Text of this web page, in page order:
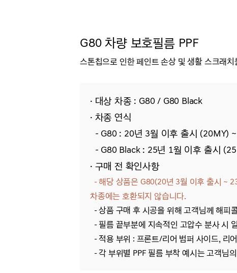
G80 차량 보호필름 PPF
스톤칩으로 인한 페인트 손상 및 생활 스크래
· 대상 차종 : G80 / G80 Black
· 차종 연식
- G80 : 20년 3월 이후 출시 (20MY)
- G80 Black: 25년 1월 이후 출시
· 구매 전 확인사항
- 해당 상품은 G80(20년 3월 이후 출시 ~
차종에는 호환되지 않습니다.
-상품 구매 후 시공을 위해 고객님께 해피
- 필름 끝부분에 지속적인 고압수 분사 시
- 적용 부위 : 프론트/리어 범퍼 사이드, 리
- 각 부위별 PPF 필름 부착 예시는 고객님